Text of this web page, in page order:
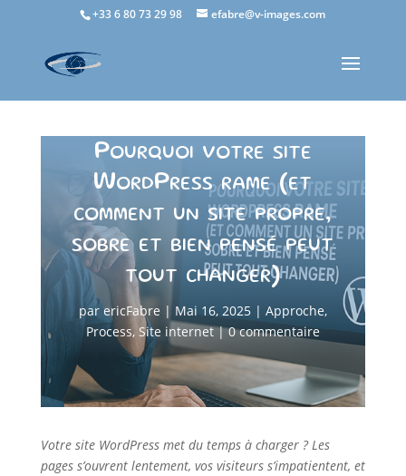
+33 6 80 73 29 98 efabre@v-images.com
Pourquoi votre site
WordPress rame (et
comment un site propre,
sobre et bien pensé peut
tout changer)
par ericFabre | Mai 16, 2025| Approche,
Process, Site internet|0 commentaire
Votre site WordPress met du temps à charger ? Les
pages s’ouvrent lentement, vos visiteurs s’impatientent, et